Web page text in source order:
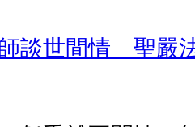
談世間情 聖嚴